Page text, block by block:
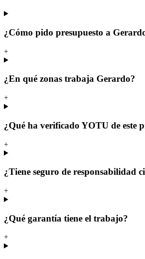
¿Cómo pido presupuesto a
+
¿En qué zonas trabaja Gerardo?
+
¿Qué ha verificado YOTU de este
+
¿Tiene seguro de responsabilidad
+
¿Qué garantía tiene el trabajo?
+